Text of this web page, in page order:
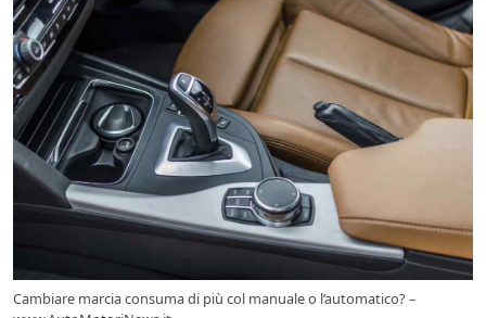
Cambiare marcia consuma di più col manuale o l’automatico? –